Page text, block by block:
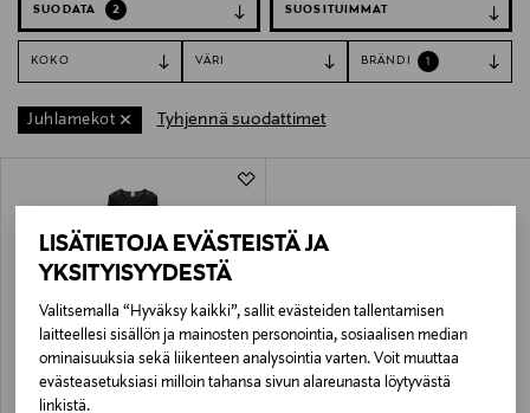
LISÄTIETOJA EVÄSTEISTÄ JA
YKSITYISYYDESTÄ
Valitsemalla “Hyväksy kaikki”, sallit evästeiden tallentamisen
laitteellesi sisällön ja mainosten personointia, sosiaalisen median
ominaisuuksia sekä liikenteen analysointia varten. Voit muuttaa
evästeasetuksiasi milloin tahansa sivun alareunasta löytyvästä
linkistä.
SUODATA 2
KOKO VÄRI BRÄNDI 1
Juhlamekot Tyhjennä suodattimet
ALE –61%
CALVIN KLEIN JEANS